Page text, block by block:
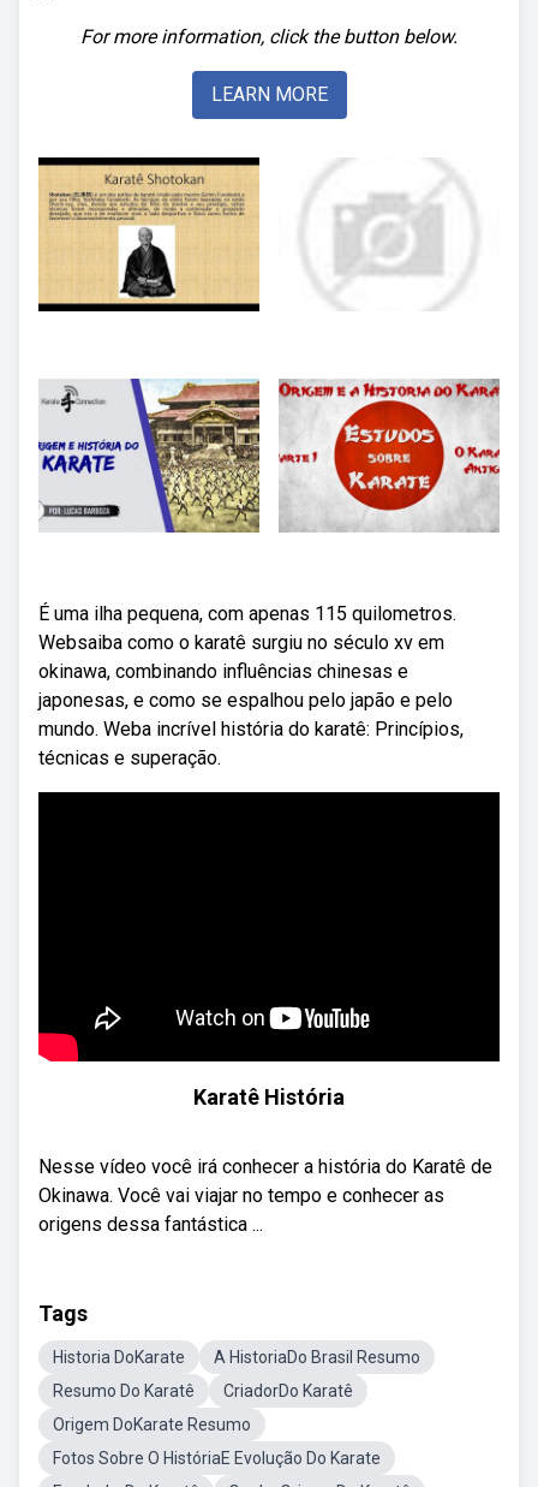
For more information, click the button below.
LEARN MORE
É uma ilha pequena, com apenas 115 quilometros.
Websaiba como o karatê surgiu no século xv em
okinawa, combinando influências chinesas e
japonesas, e como se espalhou pelo japão e pelo
mundo. Weba incrível história do karatê: Princípios,
técnicas e superação.
Karatê História
Nesse vídeo você irá conhecer a história do Karatê de
Okinawa. Você vai viajar no tempo e conhecer as
origens dessa fantástica ...
Tags
Historia DoKarate
A HistoriaDo Brasil Resumo
Resumo Do Karatê
CriadorDo Karatê
Origem DoKarate Resumo
Fotos Sobre O HistóriaE Evolução Do Karate